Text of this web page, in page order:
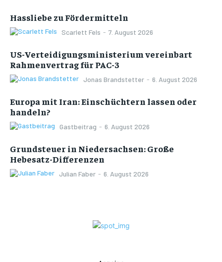
Hassliebe zu Fördermitteln
Scarlett Fels - 7. August 2026
US-Verteidigungsministerium vereinbart
Rahmenvertrag für PAC-3
Jonas Brandstetter - 6. August 2026
Europa mit Iran: Einschüchtern lassen oder
handeln?
Gastbeitrag - 6. August 2026
Grundsteuer in Niedersachsen: Große
Hebesatz-Differenzen
Julian Faber - 6. August 2026